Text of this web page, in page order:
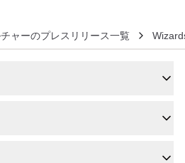
ャーのプレスリリース一覧